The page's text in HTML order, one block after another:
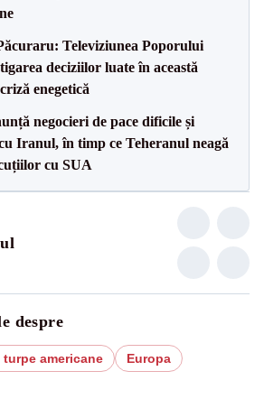
Televiziunea Poporului
deciziilor luate în această
enegetică
negocieri de pace dificile și
Iranul, în timp ce Teheranul neagă
cu SUA
despre
turpe americane
Europa